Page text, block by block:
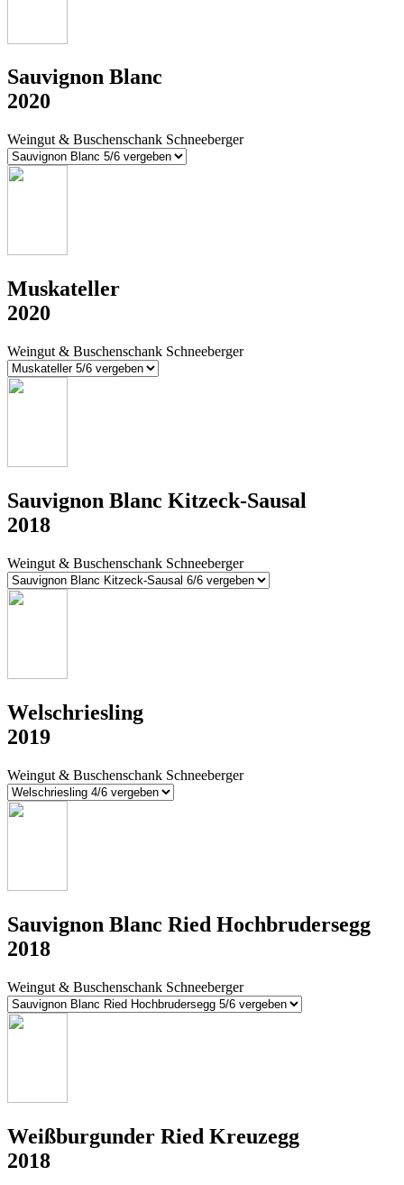
Sauvignon Blanc
2020
Weingut & Buschenschank Schneeberger
Muskateller
2020
Weingut & Buschenschank Schneeberger
Sauvignon Blanc Kitzeck-Sausal
2018
Weingut & Buschenschank Schneeberger
Welschriesling
2019
Weingut & Buschenschank Schneeberger
Sauvignon Blanc Ried Hochbrudersegg
2018
Weingut & Buschenschank Schneeberger
Weißburgunder Ried Kreuzegg
2018